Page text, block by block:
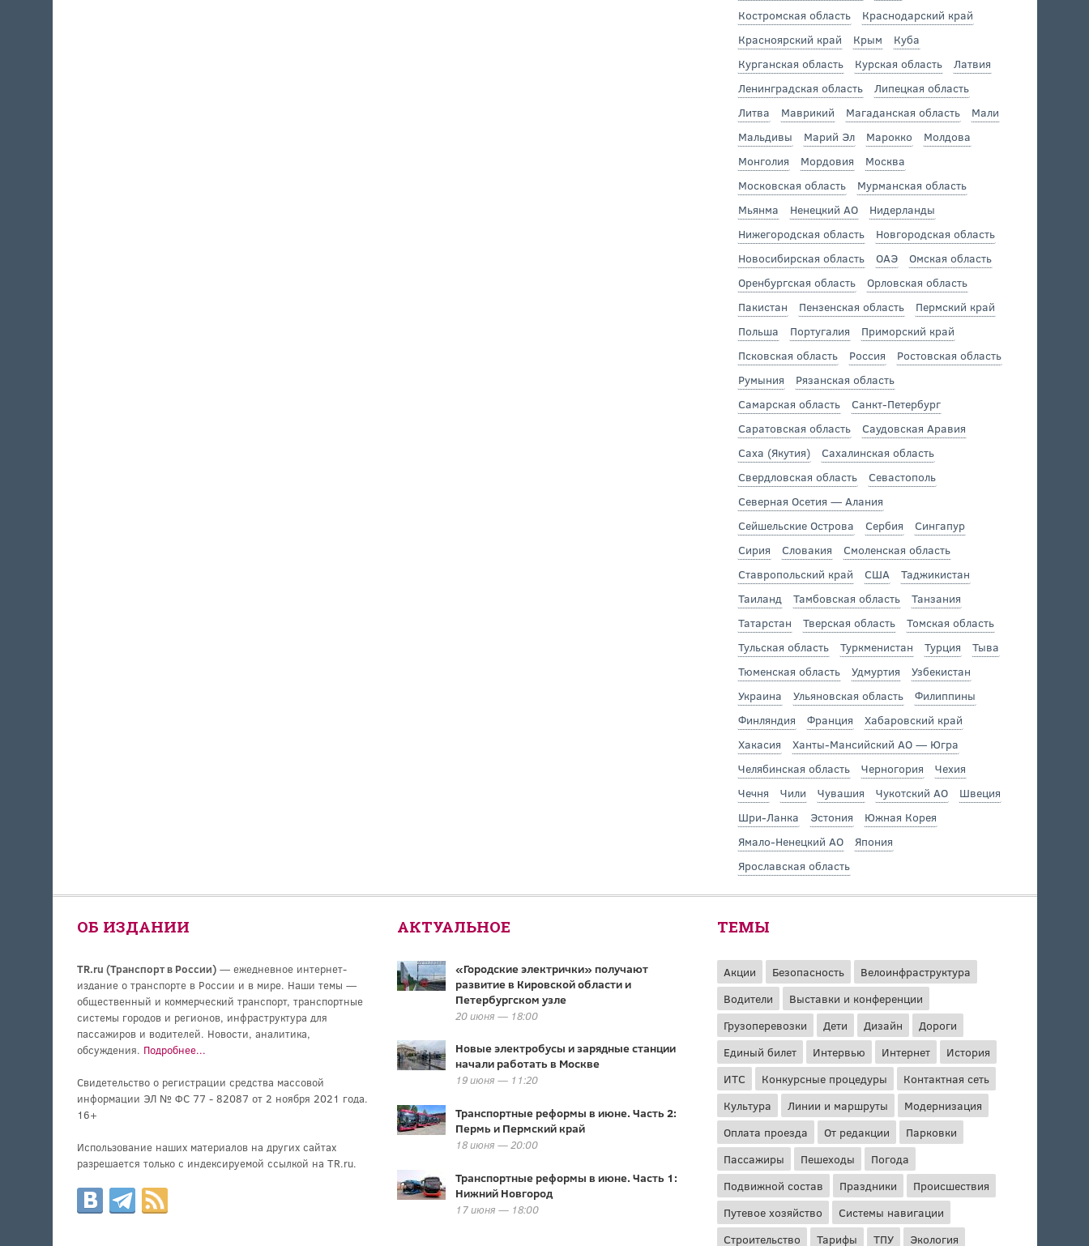
Костромская область
Краснодарский край
Красноярский край
Крым
Куба
Курганская область
Курская область
Латвия
Ленинградская область
Липецкая область
Литва
Маврикий Магаданская область
Мали
Мальдивы
Марий Эл Марокко
Молдова
Монголия
Мордовия
Москва
Московская область
Мурманская область
Мьянма
Ненецкий АО
Нидерланды
Нижегородская область
Новгородская область
Новосибирская область
ОАЭ
Омская область
Оренбургская область
Орловская область
Пакистан
Пензенская область
Пермский край
Польша
Португалия
Приморский край
Псковская область
Россия
Ростовская область
Румыния
Рязанская область
Самарская область
Санкт-Петербург
Саратовская область
Саудовская Аравия
Саха (Якутия)
Сахалинская область
Свердловская область
Севастополь
Северная Осетия — Алания
Сейшельские Острова
Сербия
Сингапур
Сирия
Словакия
Смоленская область
Ставропольский край
США
Таджикистан
Таиланд
Тамбовская область
Танзания
Татарстан
Тверская область
Томская область
Тульская область
Туркменистан Турция
Тыва
Тюменская область
Удмуртия
Узбекистан
Украина
Ульяновская область
Филиппины
Финляндия
Франция
Хабаровский край
Хакасия
Ханты-Мансийский АО — Югра
Челябинская область
Черногория
Чехия
Чечня
Чили Чувашия Чукотский АО
Швеция
Шри-Ланка
Эстония
Южная Корея
Ямало-Ненецкий АО
Япония
Ярославская область
ОБ ИЗДАНИИ
TR.ru (Транспорт в России)— ежедневное интернет-
издание о транспорте в России и в мире. Наши темы —
общественный и коммерческий транспорт, транспортные
системы городов и регионов, инфраструктура для
пассажиров и водителей. Новости, аналитика,
обсуждения. Подробнее...
Свидетельство о регистрации средства массовой
информации ЭЛ № ФС 77 - 82087 от 2 ноября 2021 года.
16+
Использование наших материалов на других сайтах
разрешается только с индексируемой ссылкой на TR.ru.
АКТУАЛЬНОЕ
«Городские электрички» получают
развитие в Кировской области и
Петербургском узле
20 июня — 18:00
Новые электробусы и зарядные станции
начали работать в Москве
19 июня — 11:20
Транспортные реформы в июне. Часть 2:
Пермь и Пермский край
18 июня — 20:00
Транспортные реформы в июне. Часть 1:
Нижний Новгород
17 июня — 18:00
ТЕМЫ
Акции Безопасность
Велоинфраструктура
Водители
Выставки и конференции
Грузоперевозки
Дети Дизайн
Дороги
Единый билет
Интервью Интернет
История
ИТС
Конкурсные процедуры
Контактная сеть
Культура
Линии и маршруты
Модернизация
Оплата проезда
От редакции
Парковки
Пассажиры
Пешеходы
Погода
Подвижной состав
Праздники
Происшествия
Путевое хозяйство
Системы навигации
Строительство
Тарифы ТПУ Экология